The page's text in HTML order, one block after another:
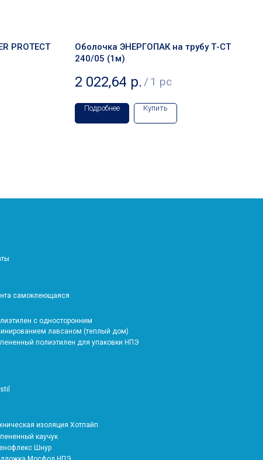
PROTECT
Оболочка ЭНЕРГОПАК на трубу Т-СТ
240/05 (1м)
2 022,64 р. / 1 pc
Подробнее Купить
самоклеющаяся
с односторонним
лавсаном (теплый дом)
полиэтилен для упаковки НПЭ
изоляция Хотпайп
каучук
Шнур